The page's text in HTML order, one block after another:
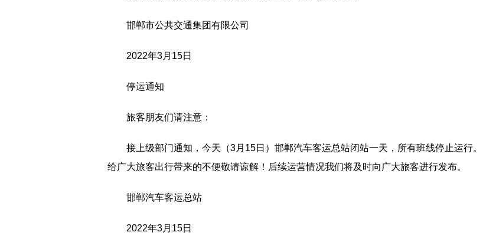
邯郸市公共交通集团有限公司
2022年3月15日
停运通知
旅客朋友们请注意：
接上级部门通知，今天（3月15日）邯郸汽车客运总站闭站一天，所有班线停止运行。
给广大旅客出行带来的不便敬请谅解！后续运营情况我们将及时向广大旅客进行发布。
邯郸汽车客运总站
2022年3月15日